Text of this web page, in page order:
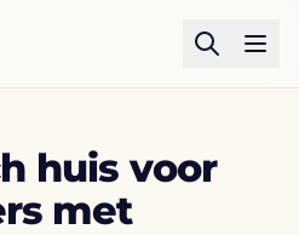
huis voor
met